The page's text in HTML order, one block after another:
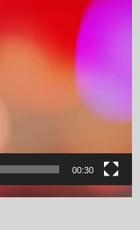
00:30